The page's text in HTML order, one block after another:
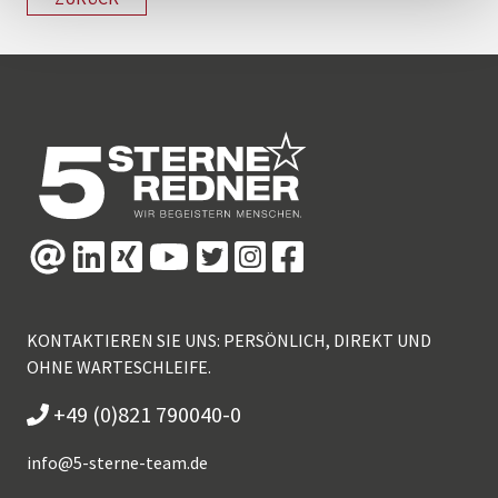
KONTAKTIEREN SIE UNS: PERSÖNLICH, DIREKT UND
OHNE WARTESCHLEIFE.
+49 (0)821 790040-0
info@5-sterne-team.de